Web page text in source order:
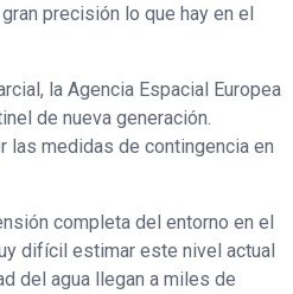
precisión lo que hay en el
la Agencia Espacial Europea
de nueva generación.
las medidas de contingencia en
completa del entorno en el
difícil estimar este nivel actual
del agua llegan a miles de